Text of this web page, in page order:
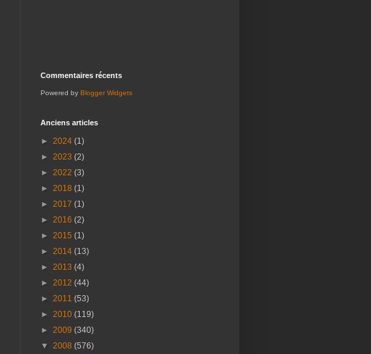
Commentaires récents
Powered by Blogger Widgets
Anciens articles
► 2024 (1)
► 2023 (2)
► 2022 (3)
► 2018 (1)
► 2017 (1)
► 2016 (2)
► 2015 (1)
► 2014 (13)
► 2013 (4)
► 2012 (44)
► 2011 (53)
► 2010 (119)
► 2009 (340)
▼ 2008 (576)